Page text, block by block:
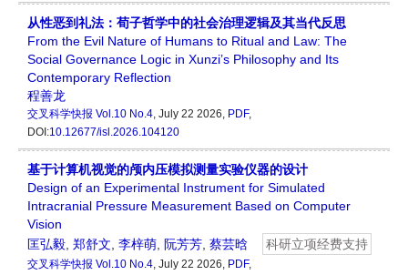
从性恶到礼法：荀子哲学中的社会治理逻辑及其当代反思
From the Evil Nature of Humans to Ritual and Law: The
Social Governance Logic in Xunzi’s Philosophy and Its
Contemporary Reflection
程善龙
交叉科学快报 Vol.10 No.4, July 22 2026, PDF,
DOI:10.12677/isl.2026.104120
基于计算机视觉的颅内压模拟测量实验仪器的设计
Design of an Experimental Instrument for Simulated
Intracranial Pressure Measurement Based on Computer
Vision
匡弘毅 郑舒文 李梓萌 阮芳芳 蔡芸晗 科研立项经费支持
交叉科学快报 Vol.10 No.4, July 22 2026, PDF,